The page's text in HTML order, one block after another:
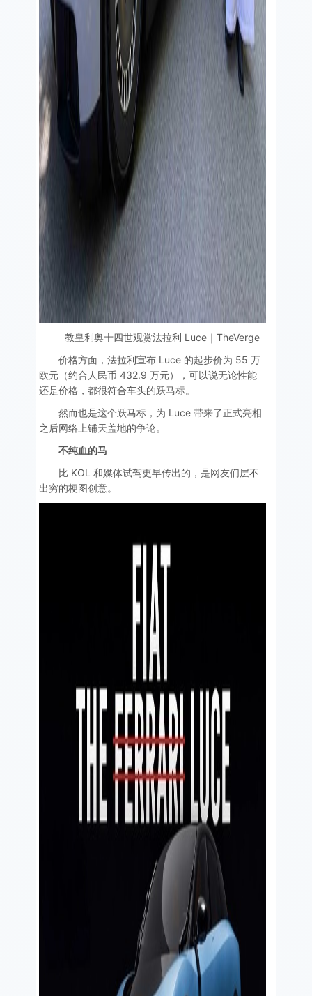
教皇利奥十四世观赏法拉利 Luce｜TheVerge
价格方面，法拉利宣布 Luce 的起步价为 55 万
欧元（约合人民币 432.9 万元），可以说无论性能
还是价格，都很符合车头的跃马标。
然而也是这个跃马标，为 Luce 带来了正式亮相
之后网络上铺天盖地的争论。
不纯血的马
比 KOL 和媒体试驾更早传出的，是网友们层不
出穷的梗图创意。